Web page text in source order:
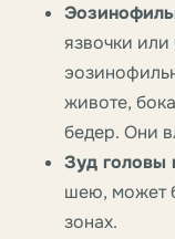
язвочки
животе,
бедер. Они
Зуд головы
шею, может
зонах.